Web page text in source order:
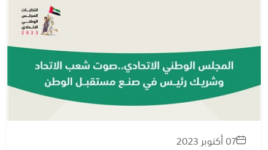
07 أكتوبر 2023